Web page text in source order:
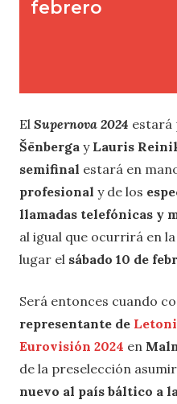
El Supernova 2024 estará
Šēnberga y Lauris
semifinal estará en
profesional y de los
llamadas telefónicas y
al igual que ocurrirá en la
lugar el sábado 10 de
Será entonces cuando
representante de
Eurovisión 2024 en
de la preselección
nuevo al país báltico a